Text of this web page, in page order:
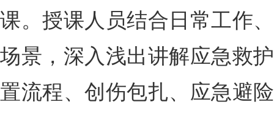
课。授课人员结合日常工作
场景，深入浅出讲解应急救
置流程、创伤包扎、应急避